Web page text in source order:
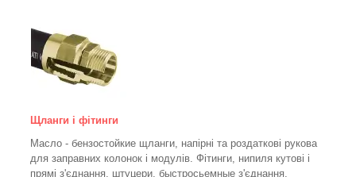
Щланги і фітинги
Масло - бензостойкие щланги, напірні та роздаткові рукова
для заправних колонок і модулів. Фітинги, нипиля кутові і
прямі з'єднання, штуцери, быстросьемные з'єднання,